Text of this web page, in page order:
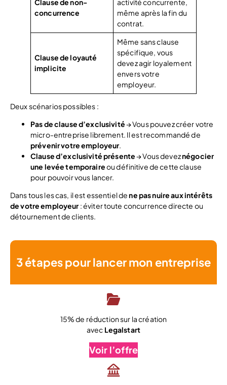
Clause de non-
concurrence
activité concurrente,
même après la fin du
contrat.
Clause de loyauté
implicite
Même sans clause
spécifique, vous
devez agir loyalement
envers votre
employeur.
Deux scénarios possibles :
Pas de clause d’exclusivité→ Vous pouvez créer votre
micro-entreprise librement. Il est recommandé de
prévenir votre employeur.
Clause d’exclusivité présente→ Vous deveznégocier
une levée temporaireou définitive de cette clause
pour pouvoir vous lancer.
Dans tous les cas, il est essentiel dene pas nuire aux intérêts
de votre employeur : éviter toute concurrence directe ou
détournement de clients.
3 étapes pour lancer mon entreprise
15% de réduction sur la création
avec Legalstart
Voir l’offre